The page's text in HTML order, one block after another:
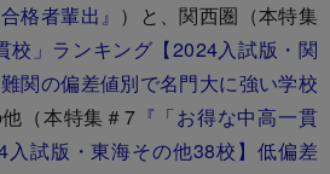
格者輩出』 ）と、関西圏（本特集
校」ランキング【2024入試版・関
関の偏差値別で名門大に強い学校
（本特集＃7 『「お得な中高一貫
試版・東海その他38校】低偏差